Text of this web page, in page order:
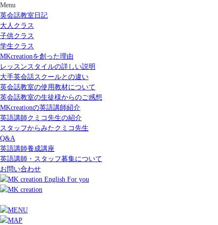
Menu
英会話教室日記
大人クラス
子供クラス
学生クラス
MKcreationを創った理由
レッスンスタイルの詳しい説明
大手英会話スクールとの違い
英会話教室の使用教材について
英会話教室の生徒様からのご感想
MKcreationの英語講師紹介
英語講師クミコ先生の紹介
スタッフからみたクミコ先生
Q&A
英語講師養成講座
英語講師・スタッフ募集について
お問い合わせ